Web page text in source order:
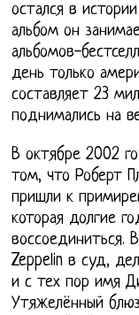
остался в
альбом он
альбомов-
день только
составляет 23
поднимались на
В октябре 2002
том, что Роберт
пришли к
которая долгие
воссоединиться.
Zeppelin в суд,
и с тех пор имя
Утяжелённый